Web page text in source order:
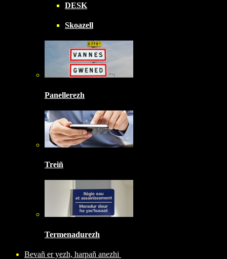
DESK
Skoazell
Panellerezh
Treiñ
Termenadurezh
Bevañ er yezh, harpañ anezhi